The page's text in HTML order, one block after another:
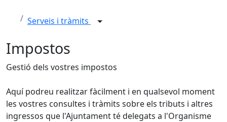
Serveis i tràmits
Impostos
Gestió dels vostres impostos
Aquí podreu realitzar fàcilment i en qualsevol moment
les vostres consultes i tràmits sobre els tributs i altres
ingressos que l'Ajuntament té delegats a l'Organisme